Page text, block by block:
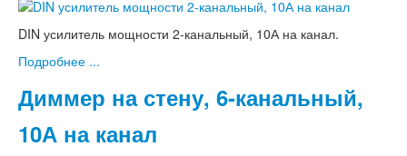
DIN усилитель мощности 2-канальный, 10А на канал.
Подробнее ...
Диммер на стену, 6-канальный,
10А на канал